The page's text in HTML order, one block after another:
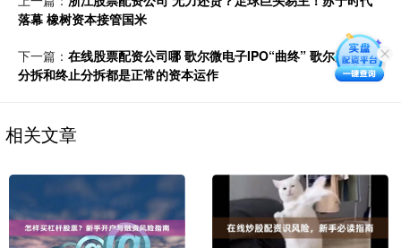
落幕 橡树资本接管国米
下一篇： 在线股票配资公司哪 歌尔微电子IPO“曲终” 歌尔股份：
分拆和终止分拆都是正常的资本运作
相关文章